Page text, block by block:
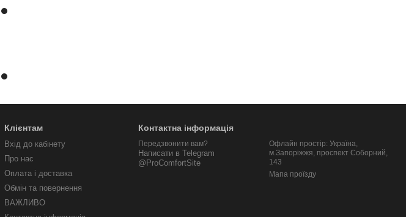
Клієнтам
Вхід до кабінету
Про нас
Оплата і доставка
Обмін та повернення
ВАЖЛИВО
Контактна інформація
Передзвонити вам?
Написати в Telegram
@ProComfortSite
Офлайн простір: Україна,
м.Запоріжжя, проспект Соборний,
143
Мапа проїзду